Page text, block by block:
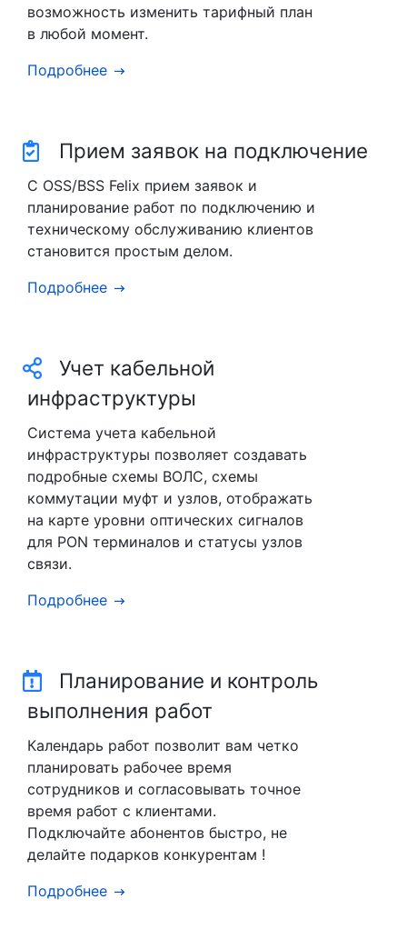
возможность изменить тарифный план
в любой момент.
Подробнее
Прием заявок на подключение
С OSS/BSS Felix прием заявок и
планирование работ по подключению и
техническому обслуживанию клиентов
становится простым делом.
Подробнее
Учет кабельной
инфраструктуры
Система учета кабельной
инфраструктуры позволяет создавать
подробные схемы ВОЛС, схемы
коммутации муфт и узлов, отображать
на карте уровни оптических сигналов
для PON терминалов и статусы узлов
связи.
Подробнее
Планирование и контроль
выполнения работ
Календарь работ позволит вам четко
планировать рабочее время
сотрудников и согласовывать точное
время работ с клиентами.
Подключайте абонентов быстро, не
делайте подарков конкурентам !
Подробнее